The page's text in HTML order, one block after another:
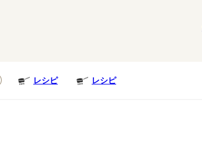
レシピ レシピ